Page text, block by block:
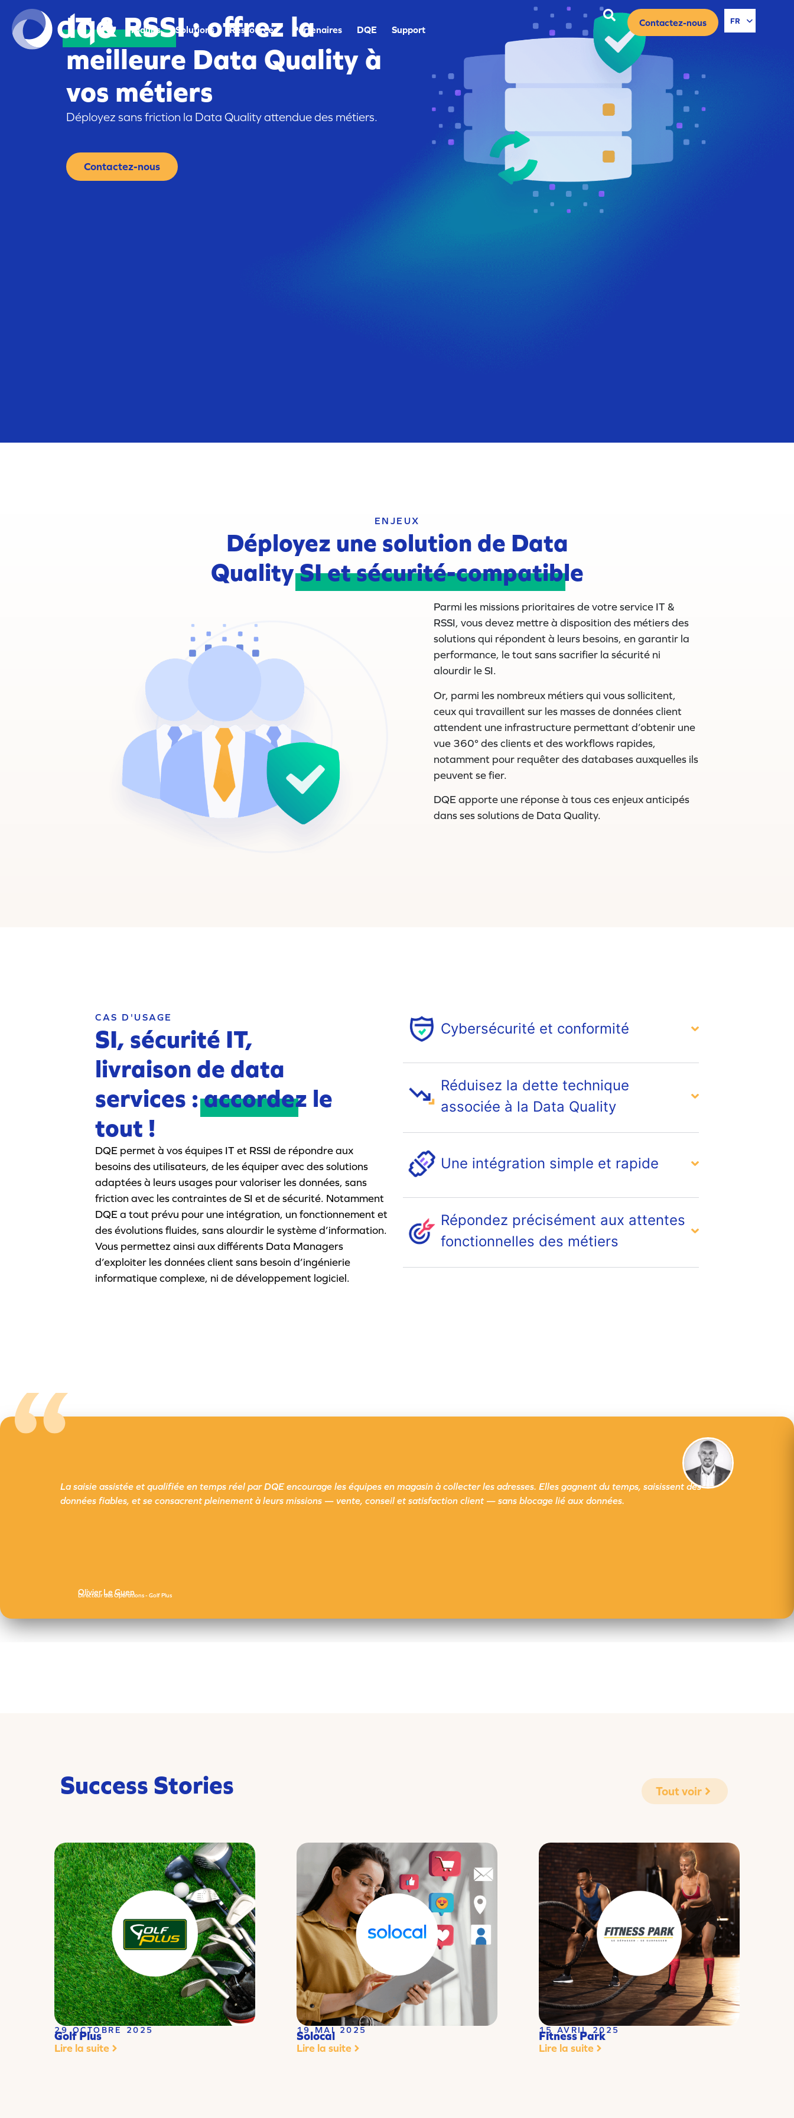
Produits Solutions Ressources Partenaires DQE Support
Contactez-nous FR
DE
IT & RSSI: offrez la
meilleure Data Quality à
vos métiers
Déployez sans friction la Data Quality attendue des métiers.
Contactez-nous
ENJEUX
Déployez une solution de Data
QualitySI et sécurité-compatible
Parmi les missions prioritaires de votre service IT &
RSSI, vous devez mettre à disposition des métiers des
solutions qui répondent à leurs besoins, en garantir la
performance, le tout sans sacrifier la sécurité ni
alourdir le SI.
Or, parmi les nombreux métiers qui vous sollicitent,
ceux qui travaillent sur les masses de données client
attendent une infrastructure permettant d’obtenir une
vue 360° des clients et des workflows rapides,
notamment pour requêter des databases auxquelles ils
peuvent se fier.
DQE apporte une réponse à tous ces enjeux anticipés
dans ses solutions de Data Quality.
CAS D'USAGE
SI, sécurité IT,
livraison de data
services :accordez le
tout !
DQE permet à vos équipes IT et RSSI de répondre aux
besoins des utilisateurs, de les équiper avec des solutions
adaptées à leurs usages pour valoriser les données, sans
friction avec les contraintes de SI et de sécurité. Notamment
DQE a tout prévu pour une intégration, un fonctionnement et
des évolutions fluides, sans alourdir le système d’information.
Vous permettez ainsi aux différents Data Managers
d’exploiter les données client sans besoin d’ingénierie
informatique complexe, ni de développement logiciel.
Cybersécurité et conformité
Réduisez la dette technique
associée à la Data Quality
Une intégration simple et rapide
Répondez précisément aux attentes
fonctionnelles des métiers
La saisie assistée et qualifiée en temps réel par DQE encourage les équipes en magasin à collecter les adresses. Elles gagnent du temps, saisissent des
données fiables, et se consacrent pleinement à leurs missions — vente, conseil et satisfaction client — sans blocage lié aux données.
Olivier Le Guen
Directeur des Opérations - Golf Plus
Success Stories Tout voir
29 OCTOBRE 2025
Golf Plus
Lire la suite
19 MAI 2025
Solocal
Lire la suite
15 AVRIL 2025
Fitness Park
Lire la suite